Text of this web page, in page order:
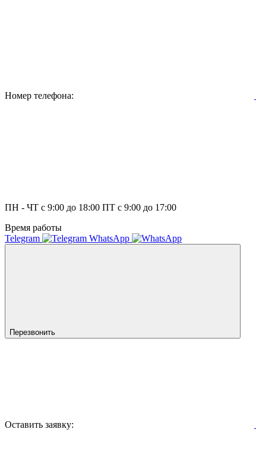
Номер телефона:
ПН - ЧТ с 9:00 до 18:00 ПТ с 9:00 до 17:00
Время работы
Telegram
WhatsApp
Перезвонить
Оставить заявку: